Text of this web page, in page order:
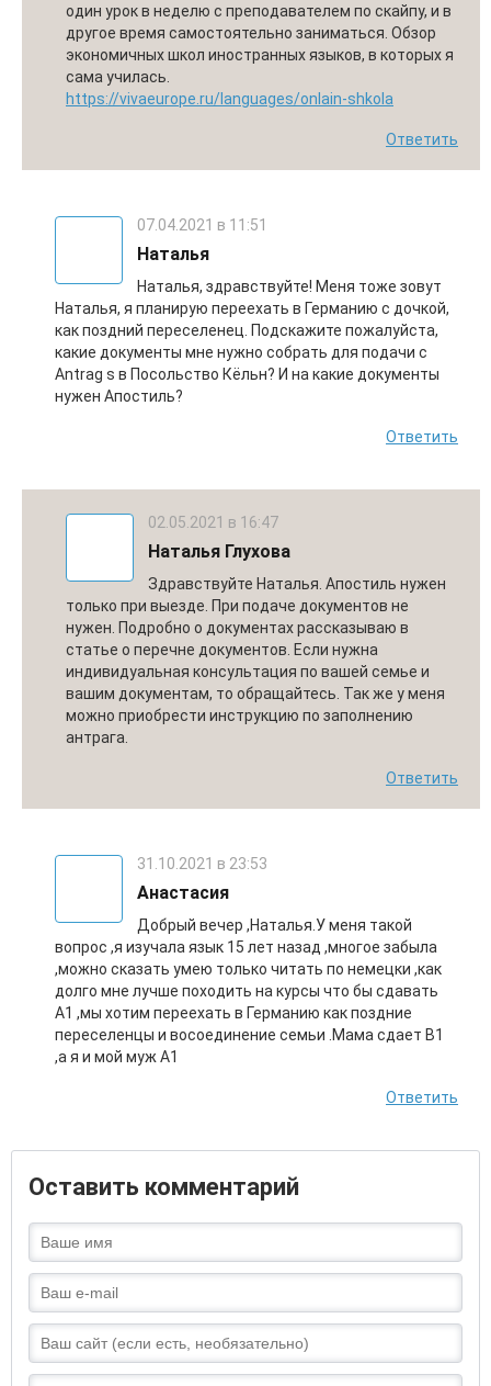
один урок в неделю с преподавателем по скайпу, и в
другое время самостоятельно заниматься. Обзор
экономичных школ иностранных языков, в которых я
сама училась.
https://vivaeurope.ru/languages/onlain-shkola
Ответить
07.04.2021 в 11:51
Наталья
Наталья, здравствуйте! Меня тоже зовут
Наталья, я планирую переехать в Германию с дочкой,
как поздний переселенец. Подскажите пожалуйста,
какие документы мне нужно собрать для подачи с
Antrag s в Посольство Кёльн? И на какие документы
нужен Апостиль?
Ответить
02.05.2021 в 16:47
Наталья Глухова
Здравствуйте Наталья. Апостиль нужен
только при выезде. При подаче документов не
нужен. Подробно о документах рассказываю в
статье о перечне документов. Если нужна
индивидуальная консультация по вашей семье и
вашим документам, то обращайтесь. Так же у меня
можно приобрести инструкцию по заполнению
антрага.
Ответить
31.10.2021 в 23:53
Анастасия
Добрый вечер ,Наталья.У меня такой
вопрос ,я изучала язык 15 лет назад ,многое забыла
,можно сказать умею только читать по немецки ,как
долго мне лучше походить на курсы что бы сдавать
А1 ,мы хотим переехать в Германию как поздние
переселенцы и восоединение семьи .Мама сдает В1
,а я и мой муж А1
Ответить
Оставить комментарий